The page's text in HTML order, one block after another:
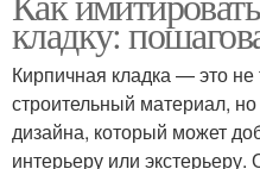
кладку:
Кирпичная кладка — это
строительный материал,
дизайна, который может
интерьеру или